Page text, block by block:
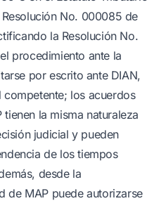
No. 000085 de
la Resolución No.
procedimiento ante la
por escrito ante DIAN,
los acuerdos
la misma naturaleza
judicial y pueden
de los tiempos
desde la
de MAP puede autorizarse